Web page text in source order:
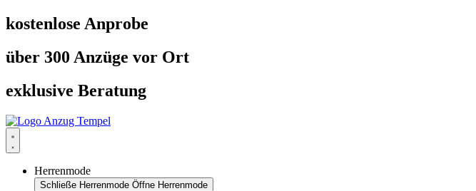
Zum
Inhalt
kostenlose Anprobe
über 300 Anzüge vor Ort
exklusive Beratung
Herrenmode
Schließe Herrenmode Öffne Herrenmode